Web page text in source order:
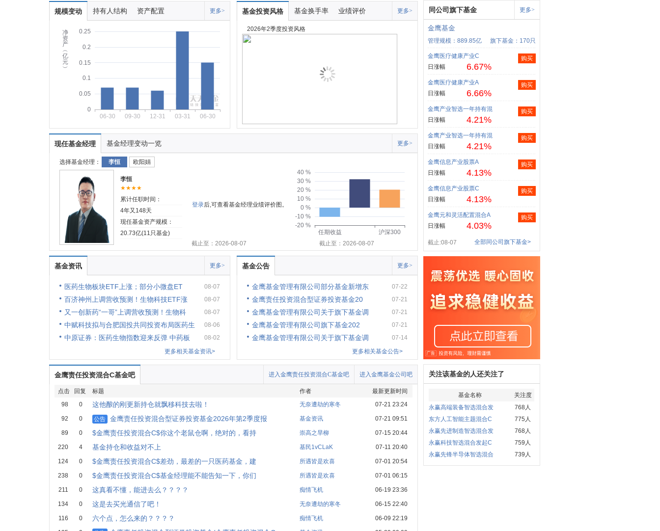
规模变动 持有人结构 资产配置 更多>
净
资
产
︵
亿
元
︶
0
0.05
0.1
0.15
0.2
0.25
06-30 09-30 12-31 03-31 06-30
基金投资风格 基金换手率 业绩评价 更多>
2026年2季度投资风格
现任基金经理 基金经理变动一览 更多>
选择基金经理： 李恒 欧阳娟
李恒
★★★★
累计任职时间：
4年又148天
现任基金资产规模：
20.73亿(11只基金)
登录后,可查看基金经理业绩评价图。
-20 %
-10 %
0 %
10 %
20 %
30 %
40 %
任期收益
沪深300
截止至：2026-08-07
截止至：2026-08-07
基金资讯 更多>
医药生物板块ETF上涨；部分小微盘ET 08-07
百济神州上调营收预测！生物科技ETF涨 08-07
又一创新药“一哥”上调营收预测！生物科 08-07
中赋科技拟与合肥国投共同投资布局医药生 08-06
中原证券：医药生物指数迎来反弹 中药板
08-02
更多相关基金资讯>
基金公告 更多>
金鹰基金管理有限公司部分基金新增东 07-22
金鹰责任投资混合型证券投资基金20 07-21
金鹰基金管理有限公司关于旗下基金调 07-21
金鹰基金管理有限公司旗下基金202 07-21
金鹰基金管理有限公司关于旗下基金调
07-14
更多相关基金公告>
金鹰责任投资混合C基金吧 进入金鹰基金公司吧
进入金鹰责任投资混合C基金吧
点击 回复 标题 作者
最新更新时间
98
0 这他酿的刚更新持仓就飘移科技去啦！ 无奈遭劫的寒冬 07-21 23:24
92 0 公告 金鹰责任投资混合型证券投资基金2026年第2季度报 基金资讯 07-21 09:51
89 0 $金鹰责任投资混合C$你这个老鼠仓啊，绝对的，看持 崇高之旱柳 07-15 20:44
220 4 基金持仓和收益对不上 基民1vCLaK 07-11 20:40
124 0 $金鹰责任投资混合C$差劲，最差的一只医药基金，建 所遇皆是欢喜 07-01 20:54
238 0 $金鹰责任投资混合C$基金经理能不能告知一下，你们 所遇皆是欢喜 07-01 06:15
211 0 这真看不懂，能进去么？？？？ 痴情飞机 06-19 23:36
134 0 这是去买光通信了吧！ 无奈遭劫的寒冬 06-15 22:40
116 0 六个点，怎么来的？？？？ 痴情飞机 06-09 22:19
同公司旗下基金 更多>
金鹰基金
管理规模：889.85亿 旗下基金：170只
金鹰医疗健康产业C
日涨幅
6.67%
购买
金鹰医疗健康产业A
日涨幅
6.66%
购买
金鹰产业智选一年持有混
日涨幅
4.21%
购买
金鹰产业智选一年持有混
日涨幅
4.21%
购买
金鹰信息产业股票A
日涨幅
4.13%
购买
金鹰信息产业股票C
日涨幅
4.13%
购买
金鹰元和灵活配置混合A
日涨幅
4.03%
购买
截止:08-07 全部同公司旗下基金>
关注该基金的人还关注了
基金名称
关注度
永赢高端装备智选混合发
768人
东方人工智能主题混合C
775人
永赢先进制造智选混合发
768人
永赢科技智选混合发起C
759人
永赢先锋半导体智选混合
739人